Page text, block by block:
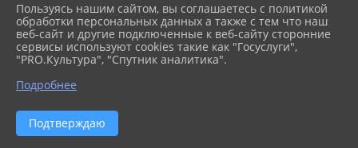
Пользуясь нашим сайтом, вы соглашаетесь с политикой
обработки персональных данных а также с тем что наш
веб-сайт и другие подключенные к веб-сайту сторонние
сервисы используют cookies такие как "Госуслуги",
"PRO.Культура", "Спутник аналитика".
Подробнее
Подтверждаю